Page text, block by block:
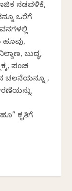
ನಡವಳಿಕೆ,
ಒರೆಗೆ
ಹೂವು,
ಬುದ್ಧ,
ಪಂಚ
ಚಲನೆಯನ್ನೂ ,
ಕೃತಿಗೆ